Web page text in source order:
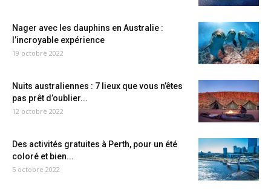
Nager avec les dauphins en Australie :
l’incroyable expérience
19 octobre 2022
Nuits australiennes : 7 lieux que vous n’êtes
pas prêt d’oublier...
12 octobre 2022
Des activités gratuites à Perth, pour un été
coloré et bien...
5 octobre 2022